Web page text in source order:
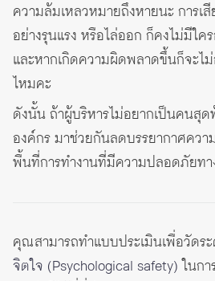
ความล้มเหลวหมายถึงหายนะ การเ
อย่างรุนแรง หรือไล่ออก ก็คงไม่มีใค
และหากเกิดความผิดพลาดขึ้นก็จะไม่
ไหมคะ
ดังนั้น ถ้าผู้บริหารไม่อยากเป็นคนสุด
องค์กร มาช่วยกันลดบรรยากาศควา
พื้นที่การทำงานที่มีความปลอดภัยท
คุณสามารถทำแบบประเมินเพื่อวัดร
จิตใจ (Psychological safety)ในกา